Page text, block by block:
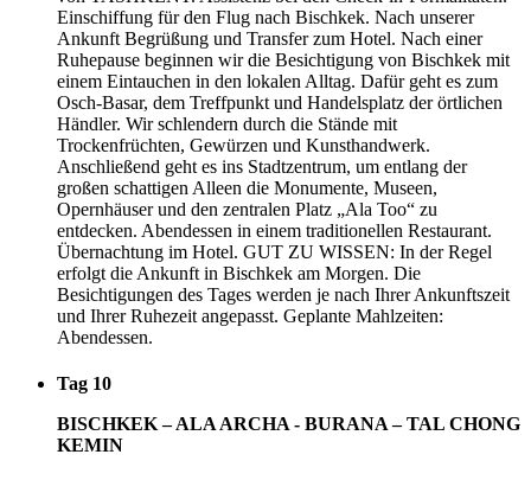
Einschiffung für den Flug nach Bischkek. Nach unserer
Ankunft Begrüßung und Transfer zum Hotel. Nach einer
Ruhepause beginnen wir die Besichtigung von Bischkek mit
einem Eintauchen in den lokalen Alltag. Dafür geht es zum
Osch-Basar, dem Treffpunkt und Handelsplatz der örtlichen
Händler. Wir schlendern durch die Stände mit
Trockenfrüchten, Gewürzen und Kunsthandwerk.
Anschließend geht es ins Stadtzentrum, um entlang der
großen schattigen Alleen die Monumente, Museen,
Opernhäuser und den zentralen Platz „Ala Too“ zu
entdecken. Abendessen in einem traditionellen Restaurant.
Übernachtung im Hotel. GUT ZU WISSEN: In der Regel
erfolgt die Ankunft in Bischkek am Morgen. Die
Besichtigungen des Tages werden je nach Ihrer Ankunftszeit
und Ihrer Ruhezeit angepasst. Geplante Mahlzeiten:
Abendessen.
Tag 10
BISCHKEK – ALA ARCHA - BURANA – TAL CHONG
KEMIN